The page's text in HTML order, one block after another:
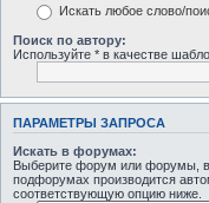
Искать любое слово/
Поиск по автору:
Используйте * в качестве
ПАРАМЕТРЫ ЗАПРОСА
Искать в форумах:
Выберите форум или форумы, в
подфорумах производится
соответствующую опцию ниже.